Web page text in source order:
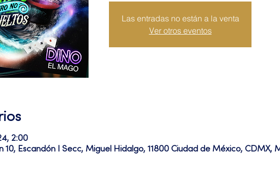
Las entradas no están a la venta
Ver otros eventos
2:00
10, Escandón I Secc, Miguel Hidalgo, 11800 Ciudad de México, CDMX,